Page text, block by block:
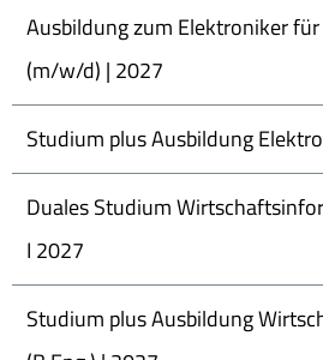
Ausbildung zum Elektroniker
(m/w/d) | 2027
Studium plus Ausbildung
Duales Studium
I 2027
Studium plus Ausbildung